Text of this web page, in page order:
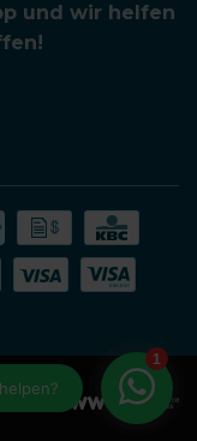
und wir helfen